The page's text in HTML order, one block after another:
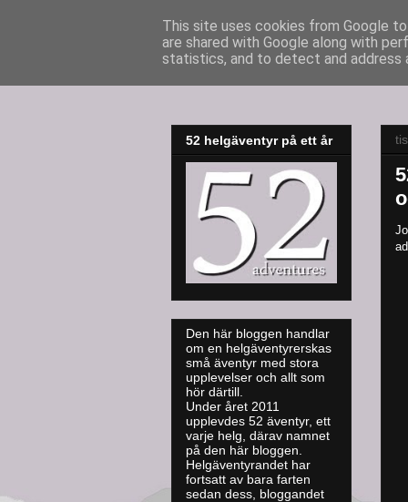
52adventures
52 helgäventyr på ett år
Den här bloggen handlar
om en helgäventyrerskas
små äventyr med stora
upplevelser och allt som
hör därtill.
Under året 2011
upplevdes 52 äventyr, ett
varje helg, därav namnet
på den här bloggen.
Helgäventyrandet har
fortsatt av bara farten
sedan dess, bloggandet
This site uses cookies from Google
are shared with Google along with
statistics, and to detect and address